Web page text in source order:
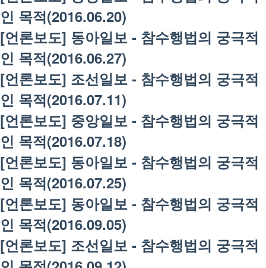
인 목적(2016.06.20)
[언론보도] 동아일보 - 참수행법의 궁극적
인 목적(2016.06.27)
[언론보도] 조선일보 - 참수행법의 궁극적
인 목적(2016.07.11)
[언론보도] 중앙일보 - 참수행법의 궁극적
인 목적(2016.07.18)
[언론보도] 동아일보 - 참수행법의 궁극적
인 목적(2016.07.25)
[언론보도] 동아일보 - 참수행법의 궁극적
인 목적(2016.09.05)
[언론보도] 조선일보 - 참수행법의 궁극적